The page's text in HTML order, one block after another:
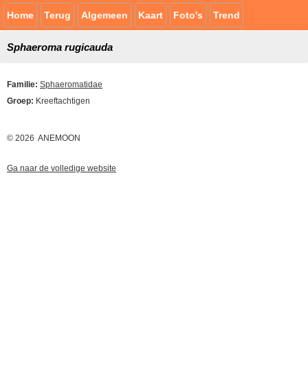
Home Terug Algemeen Kaart Foto's Trend
Sphaeroma rugicauda
Familie: Sphaeromatidae
Groep: Kreeftachtigen
© 2026 ANEMOON
Ga naar de volledige website